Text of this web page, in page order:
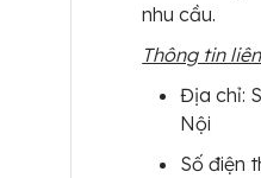
nhu cầu.
Thông tin
Địa chỉ:
Nội
Số điện